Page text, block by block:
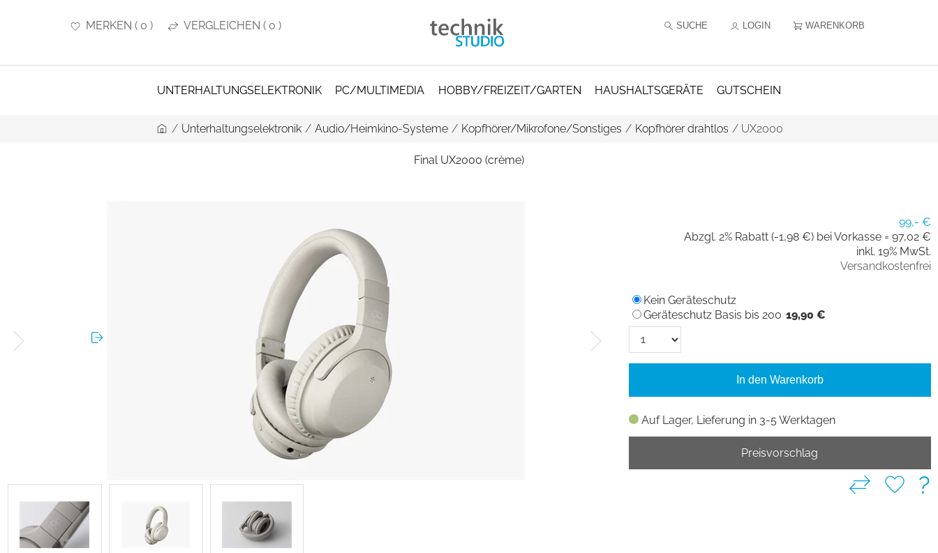
MERKEN ( 0 ) VERGLEICHEN ( 0 ) SUCHE LOGIN WARENKORB
UNTERHALTUNGSELEKTRONIK PC/MULTIMEDIA HOBBY/FREIZEIT/GARTEN HAUSHALTSGERÄTE GUTSCHEIN
/ Unterhaltungselektronik / Audio/Heimkino-Systeme / Kopfhörer/Mikrofone/Sonstiges / Kopfhörer drahtlos / UX2000
Final UX2000 (crème)
99,- €
Abzgl. 2% Rabatt (-1,98 €) bei Vorkasse = 97,02 €
inkl. 19% MwSt.
Versandkostenfrei
Auf Lager, Lieferung in 3-5 Werktagen
Kein Geräteschutz
Geräteschutz Basis bis 200 19,90 €
In den Warenkorb
Preisvorschlag
?